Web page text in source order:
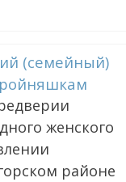
(семейный)
женского
районе